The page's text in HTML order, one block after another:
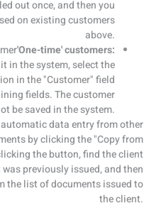
out once, and then you
on existing customers
above.
'One-time' customers:
in the system, select the
in the "Customer" field
fields. The customer
be saved in the system.
data entry from other
by clicking the "Copy from
the button, find the client
previously issued, and then
the list of documents issued to
the client.